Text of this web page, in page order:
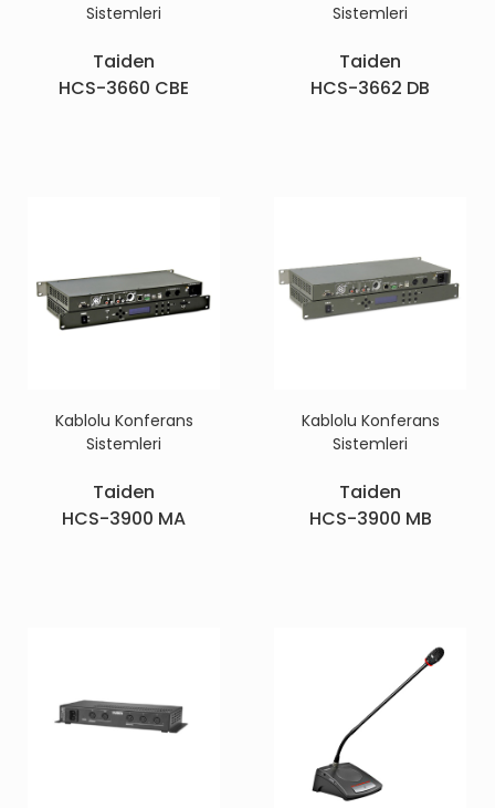
Sistemleri
Taiden
HCS-3660 CBE
Sistemleri
Taiden
HCS-3662 DB
Kablolu Konferans
Sistemleri
Taiden
HCS-3900 MA
Kablolu Konferans
Sistemleri
Taiden
HCS-3900 MB